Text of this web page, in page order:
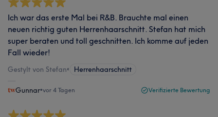
Ich war das erste Mal bei R&B. Brauchte mal einen
neuen richtig guten Herrenhaarschnitt. Stefan hat mich
super beraten und toll geschnitten. Ich komme auf jeden
Fall wieder!
Gestylt von Stefan• Herrenhaarschnitt
Gunnar•vor 4 Tagen Verifizierte Bewertung